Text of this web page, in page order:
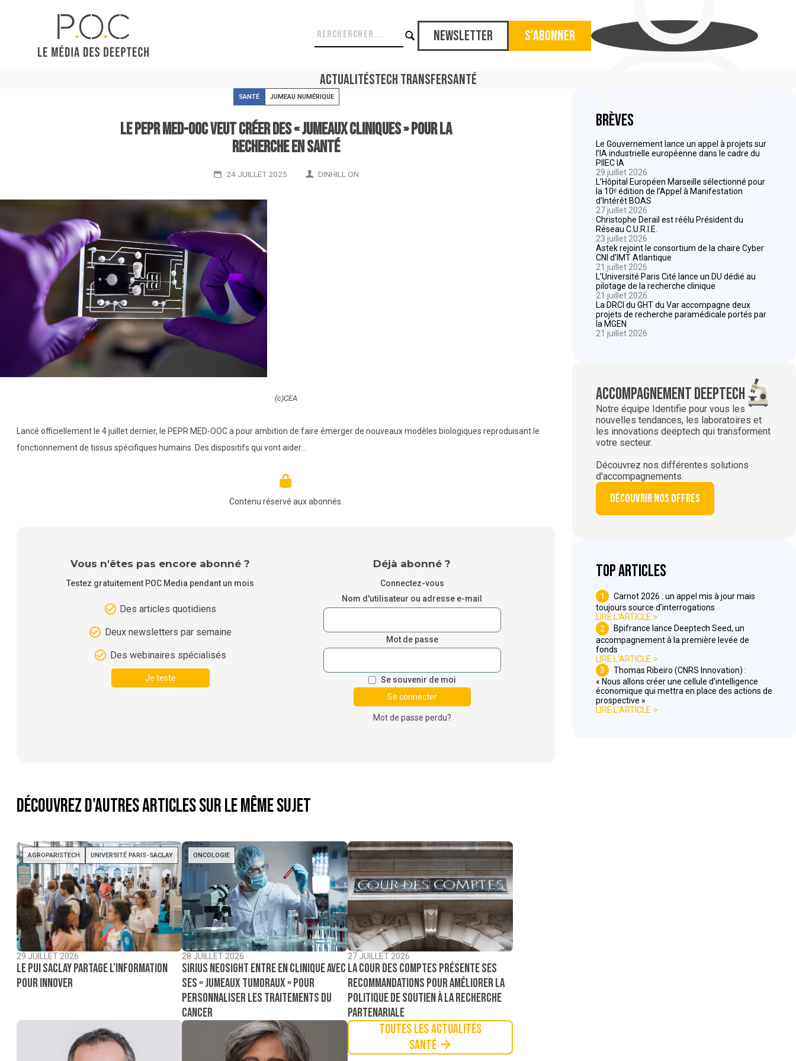
Newsletter S'abonner
ActualitésTech TransferSanté
SANTÉ JUMEAU NUMÉRIQUE
Le PEPR MED-OOC veut créer des « jumeaux cliniques » pour la
recherche en santé
24 JUILLET 2025 DINHILL ON
(c)CEA
Lancé officiellement le 4 juillet dernier, le PEPR MED-OOC a pour ambition de faire émerger de nouveaux modèles biologiques reproduisant le
fonctionnement de tissus spécifiques humains. Des dispositifs qui vont aider…
Contenu réservé aux abonnés.
Vous n'êtes pas encore abonné ?
Testez gratuitement POC Media pendant un mois
Des articles quotidiens
Deux newsletters par semaine
Des webinaires spécialisés
Je teste
Déjà abonné ?
Connectez-vous
Nom d'utilisateur ou adresse e-mail
Mot de passe
Se souvenir de moi
Mot de passe perdu?
Découvrez d'autres articles sur le même sujet
AGROPARISTECH UNIVERSITÉ PARIS-SACLAY
29 JUILLET 2026
Le PUI Saclay partage l’information
pour innover
ONCOLOGIE
28 JUILLET 2026
Sirius NeoSight entre en clinique avec
ses « jumeaux tumoraux » pour
personnaliser les traitements du
cancer
27 JUILLET 2026
La Cour des comptes présente ses
recommandations pour améliorer la
politique de soutien à la recherche
partenariale
Toutes les actualités
Santé
Brèves
Le Gouvernement lance un appel à projets sur
l’IA industrielle européenne dans le cadre du
PIIEC IA
29 juillet 2026
L’Hôpital Européen Marseille sélectionné pour
la 10ᵉ édition de l’Appel à Manifestation
d’Intérêt BOAS
27 juillet 2026
Christophe Derail est réélu Président du
Réseau C.U.R.I.E.
23 juillet 2026
Astek rejoint le consortium de la chaire Cyber
CNI d’IMT Atlantique
21 juillet 2026
L’Université Paris Cité lance un DU dédié au
pilotage de la recherche clinique
21 juillet 2026
La DRCI du GHT du Var accompagne deux
projets de recherche paramédicale portés par
la MGEN
21 juillet 2026
Accompagnement deeptech
Notre équipe Identifie pour vous les
nouvelles tendances, les laboratoires et
les innovations deeptech qui transforment
votre secteur.
Découvrez nos différentes solutions
d'accompagnements.
Découvrir nos offres
Top articles
1
Carnot 2026 : un appel mis à jour mais
toujours source d’interrogations
LIRE L'ARTICLE
2
Bpifrance lance Deeptech Seed, un
accompagnement à la première levée de
fonds
LIRE L'ARTICLE
3
Thomas Ribeiro (CNRS Innovation) :
« Nous allons créer une cellule d’intelligence
économique qui mettra en place des actions de
prospective »
LIRE L'ARTICLE